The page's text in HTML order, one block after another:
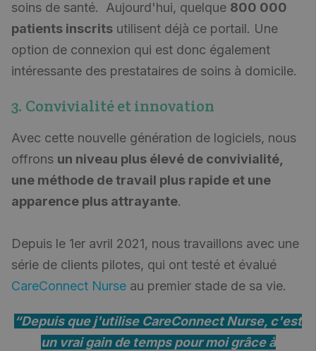
soins de santé. Aujourd'hui, quelque 800 000
patients inscrits utilisent déjà ce portail. Une
option de connexion qui est donc également
intéressante des prestataires de soins à domicile.
3. Convivialité et innovation
Avec cette nouvelle génération de logiciels, nous
offrons un niveau plus élevé de convivialité,
une méthode de travail plus rapide et une
apparence plus attrayante.
Depuis le 1er avril 2021, nous travaillons avec une
série de clients pilotes, qui ont testé et évalué
CareConnect Nurse au premier stade de sa vie.
“Depuis que j'utilise CareConnect Nurse, c'est
un vrai gain de temps pour moi grâce à